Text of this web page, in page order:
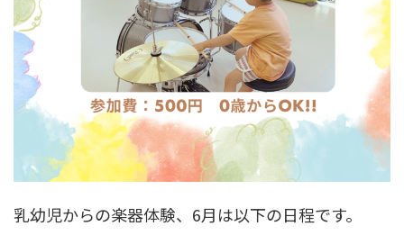
乳幼児からの楽器体験、6月は以下の日程です。